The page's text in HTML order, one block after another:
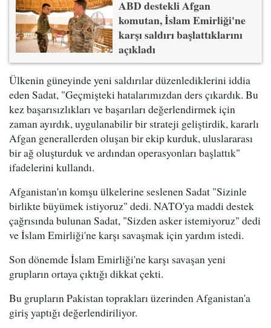
ABD destekli Afgan
komutan, İslam Emirliği'ne
karşı saldırı başlattıklarını
açıkladı
Ülkenin güneyinde yeni saldırılar düzenlediklerini iddia
eden Sadat, "Geçmişteki hatalarımızdan ders çıkardık. Bu
kez başarısızlıkları ve başarıları değerlendirmek için
zaman ayırdık, uygulanabilir bir strateji geliştirdik, kararlı
Afgan generallerden oluşan bir ekip kurduk, uluslararası
bir ağ oluşturduk ve ardından operasyonları başlattık"
ifadelerini kullandı.
Afganistan'ın komşu ülkelerine seslenen Sadat "Sizinle
birlikte büyümek istiyoruz" dedi. NATO'ya maddi destek
çağrısında bulunan Sadat, "Sizden asker istemiyoruz" dedi
ve İslam Emirliği'ne karşı savaşmak için yardım istedi.
Son dönemde İslam Emirliği'ne karşı savaşan yeni
grupların ortaya çıktığı dikkat çekti.
Bu grupların Pakistan toprakları üzerinden Afganistan'a
giriş yaptığı değerlendiriliyor.